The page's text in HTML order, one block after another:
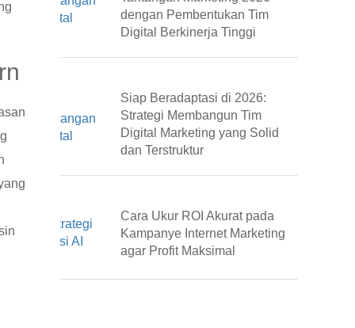
dengan Pembentukan Tim
Digital Berkinerja Tinggi
Siap Beradaptasi di 2026:
Strategi Membangun Tim
Digital Marketing yang Solid
dan Terstruktur
Cara Ukur ROI Akurat pada
Kampanye Internet Marketing
agar Profit Maksimal